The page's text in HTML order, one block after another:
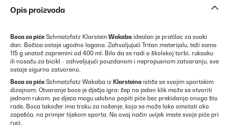
Opis proizvoda
Boca za piće Schmatzfatz Klarstein Wakaba idealan je pratilac za svaki
dan. Bočica ostaje ugodno lagana. Zahvaljujući Tritan materijalu, teži samo
115 g unatoč zapremini od 400 ml. Bilo da se radi o školskoj torbi, ruksaku
ili nosaču za bicikl - zahvaljujući pouzdanom i nepropusnom zatvaranju, sve
ostaje sigurno zatvoreno.
Boca za piće Schmatzfatz Wakaba iz Klarsteina ističe se svojim sportskim
dizajnom. Otvaranje boce je dječja igra: čep na jedan klik može se otvoriti
jednom rukom, pa djeca mogu udobno popiti piće bez prekidanja onoga što
rade. Boca također ima traku za nošenje, koja se može lako omotati oko
zapešća, na primjer tijekom sporta. Na ovaj način uvijek imate svoje piće pri
ruci.